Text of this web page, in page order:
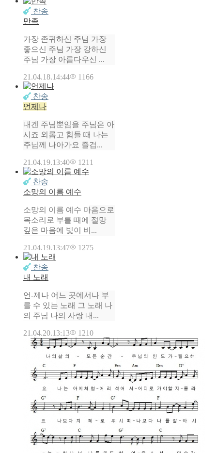
찬송
만족
가장 존귀하신 주님 가장
좋으신 주님 가장 강하신
주님 가장 아름다우신 ...
21.04.18.14:44 1166
찬송
언제나
내겐 주님뿐임을 주님은 아
시죠 외롭고 힘들 때 나는
주님께 나아가요 즐겁...
21.04.19.13:40 1211
찬송
소망의 이름 예수
소망의 이름 예수 마음으로
목소리로 부를 때에 절망
깊은 마음에 빛이 비...
21.04.19.13:47 1275
찬송
내 노래
언-제나 어느 곳에서나 부
를 수 있는 노래 그 노래 나
의 주님 나의 사랑 내...
21.04.20.13:13 1210